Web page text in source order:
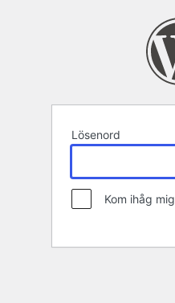
Lösenord
Kom ihåg mig